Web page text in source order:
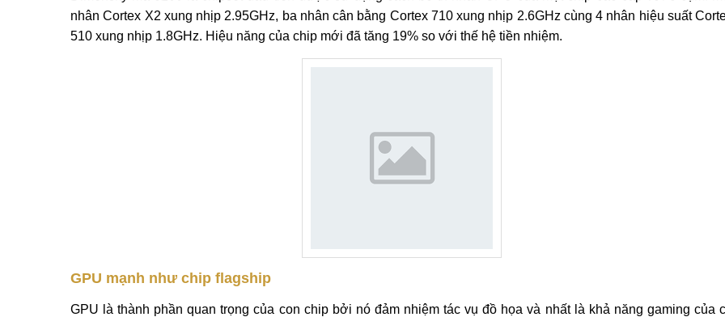
nhân Cortex X2 xung nhịp 2.95GHz, ba nhân cân bằng Cortex 710 xung nhịp 2.6GHz cùng 4 nhân hiệu suất
510 xung nhịp 1.8GHz. Hiệu năng của chip mới đã tăng 19% so với thế hệ tiền nhiệm.
GPU mạnh như chip flagship
GPU là thành phần quan trọng của con chip bởi nó đảm nhiệm tác vụ đồ họa và nhất là khả năng gaming của